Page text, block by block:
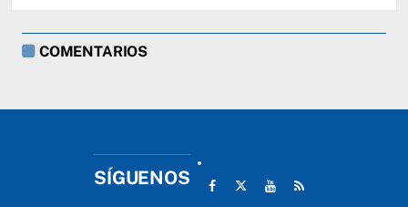
COMENTARIOS
SÍGUENOS